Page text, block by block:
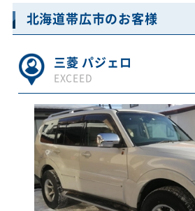
北海道帯広市のお客様
三菱 パジェロ
EXCEED